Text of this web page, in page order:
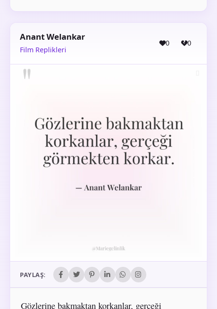
Anant Welankar
Film Replikleri
0 0
PAYLAŞ:
Gözlerine bakmaktan korkanlar, gerçeği